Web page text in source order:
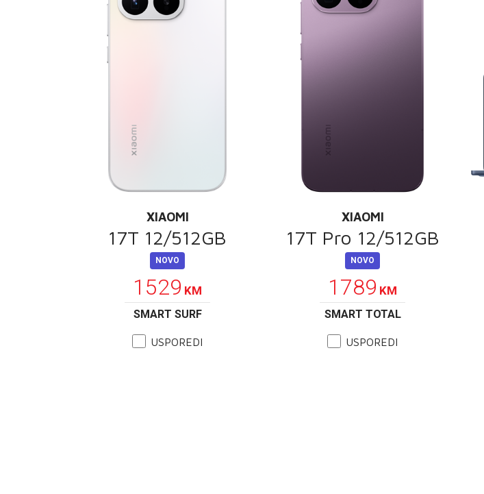
XIAOMI
17T 12/512GB
NOVO
1529 KM
SMART SURF
USPOREDI
XIAOMI
17T Pro 12/512GB
NOVO
1789 KM
SMART TOTAL
USPOREDI